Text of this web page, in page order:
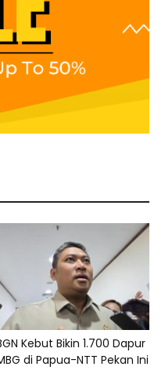
Kebut Bikin 1.700 Dapur
di Papua-NTT Pekan Ini